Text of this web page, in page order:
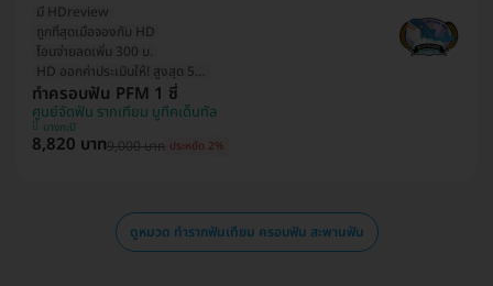
มี HDreview
ถูกที่สุดเมื่อจองกับ HD
โอนจ่ายลดเพิ่ม 300 บ.
HD ออกค่าประเมินให้! สูงสุด 500 บ.
ทำครอบฟัน PFM 1 ซี่
ศูนย์จัดฟัน รากเทียม บูทีคเด็นทัล
บางกะปิ
8,820 บาท9,000 บาท ประหยัด 2%
ดูหมวด ทำรากฟันเทียม ครอบฟัน สะพานฟัน